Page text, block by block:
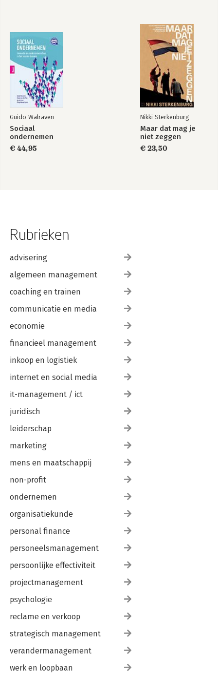
Literatuur 203
Over de auteur 219
Guido Walraven
Sociaal
ondernemen
€ 44,95
Nikki Sterkenburg
Maar dat mag je
niet zeggen
€ 23,50
Rubrieken
advisering
algemeen management
coaching en trainen
communicatie en media
economie
financieel management
inkoop en logistiek
internet en social media
it-management / ict
juridisch
leiderschap
marketing
mens en maatschappij
non-profit
ondernemen
organisatiekunde
personal finance
personeelsmanagement
persoonlijke effectiviteit
projectmanagement
psychologie
reclame en verkoop
strategisch management
verandermanagement
werk en loopbaan